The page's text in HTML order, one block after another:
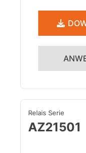
Relais Serie
AZ21501